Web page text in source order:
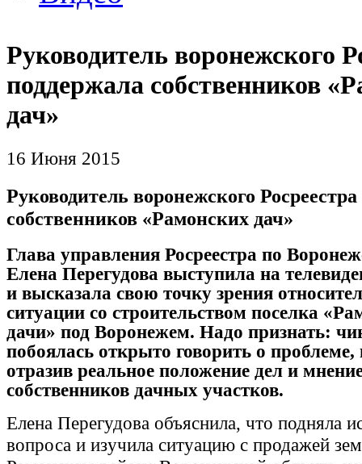
Руководитель воронежского
поддержала собственников
дач»
16 Июня 2015
Руководитель воронежского
собственников «Рамонских дач»
Глава управления Росреестра по
Елена Перегудова выступила на
и высказала свою точку зрения
ситуации со строительством поселка
дачи» под Воронежем. Надо признать:
побоялась открыто говорить о
отразив реальное положение дел и
собственников дачных участков.
Елена Перегудова объяснила, что подняла
вопроса и изучила ситуацию с продажей